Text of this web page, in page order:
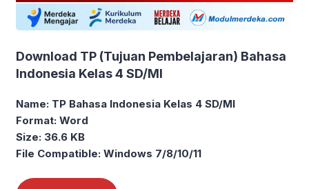
Download TP (Tujuan Pembelajaran) Bahasa
Indonesia Kelas 4 SD/MI
Name: TP Bahasa Indonesia Kelas 4 SD/MI
Format: Word
Size: 36.6 KB
File Compatible: Windows 7/8/10/11